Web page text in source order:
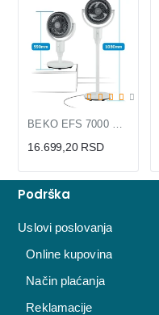
16.699,20 RSD
Podrška
Uslovi poslovanja
Online kupovina
Način plaćanja
Reklamacije